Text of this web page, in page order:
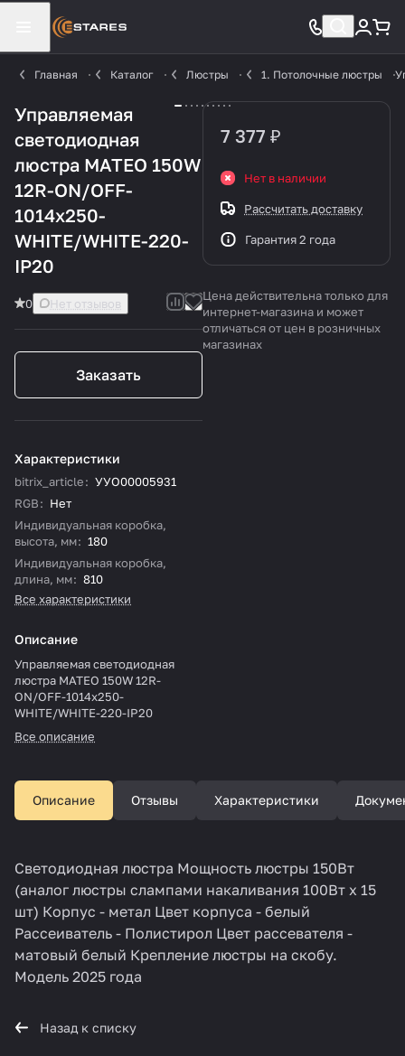
Главная Каталог Люстры 1. Потолочные люстры
Управляемая
светодиодная
люстра MATEO 150W
12R-ON/OFF-
1014x250-
WHITE/WHITE-220-
IP20
0 Нет отзывов
Заказать
Характеристики
bitrix_article: УУО00005931
RGB: Нет
Индивидуальная коробка,
высота, мм: 180
Индивидуальная коробка,
длина, мм: 810
Все характеристики
Описание
Управляемая светодиодная
люстра MATEO 150W 12R-
ON/OFF-1014x250-
WHITE/WHITE-220-IP20
Все описание
7 377 ₽
Нет в наличии
Рассчитать доставку
Гарантия 2 года
Цена действительна только для
интернет-магазина и может
отличаться от цен в розничных
магазинах
Описание Отзывы Характеристики
Светодиодная люстра Мощность люстры 150Вт
(аналог люстры слампами накаливания 100Вт х 15
шт) Корпус - метал Цвет корпуса - белый
Рассеиватель - Полистирол Цвет рассевателя -
матовый белый Крепление люстры на скобу.
Модель 2025 года
Назад к списку